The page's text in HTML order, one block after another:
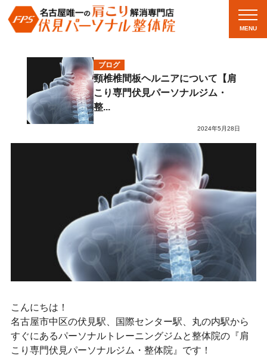
MENU
ブログ
頸椎椎間板ヘルニアについて【肩
こり専門伏見パーソナルジム・
整...
2024年5月28日
こんにちは！
名古屋市中区の伏見駅、国際センター駅、丸の内駅から
すぐにあるパーソナルトレーニングジムと整体院の『肩
こり専門伏見パーソナルジム・整体院』です！